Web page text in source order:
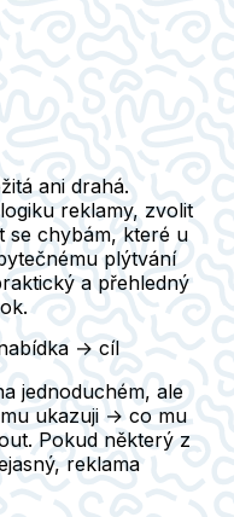
ani drahá.
reklamy, zvolit
se chybám, které u
plýtvání
a přehledný
→ cíl
jednoduchém, ale
ukazuji → co mu
. Pokud některý z
reklama